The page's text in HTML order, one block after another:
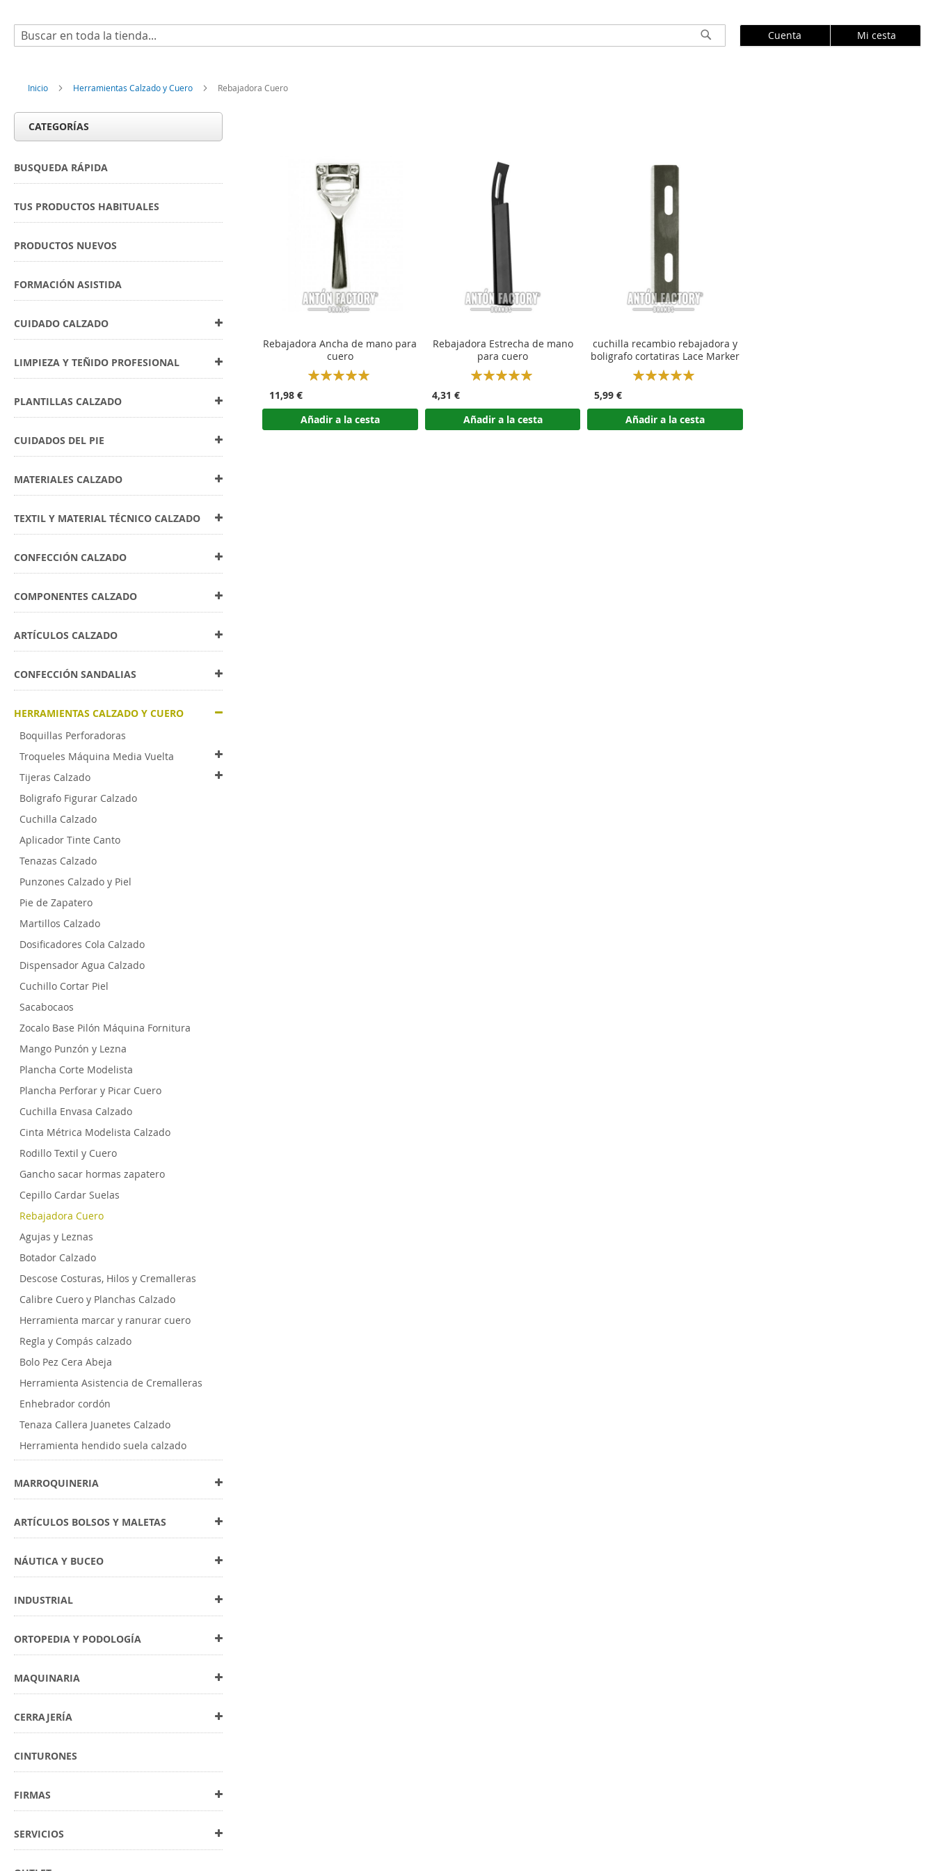
Buscar Buscar
Cuenta Mi cesta
Inicio Herramientas Calzado y Cuero Rebajadora Cuero
Rebajadora Ancha de mano para
cuero
Rating:
11,98 €
Añadir a la cesta
Rebajadora Estrecha de mano
para cuero
Rating:
4,31 €
Añadir a la cesta
cuchilla recambio rebajadora y
boligrafo cortatiras Lace Marker
Rating:
5,99 €
Añadir a la cesta
CATEGORÍAS
BUSQUEDA RÁPIDA
TUS PRODUCTOS HABITUALES
PRODUCTOS NUEVOS
FORMACIÓN ASISTIDA
CUIDADO CALZADO
LIMPIEZA Y TEÑIDO PROFESIONAL
PLANTILLAS CALZADO
CUIDADOS DEL PIE
MATERIALES CALZADO
TEXTIL Y MATERIAL TÉCNICO CALZADO
CONFECCIÓN CALZADO
COMPONENTES CALZADO
ARTÍCULOS CALZADO
CONFECCIÓN SANDALIAS
HERRAMIENTAS CALZADO Y CUERO
Boquillas Perforadoras
Troqueles Máquina Media Vuelta
Tijeras Calzado
Boligrafo Figurar Calzado
Cuchilla Calzado
Aplicador Tinte Canto
Tenazas Calzado
Punzones Calzado y Piel
Pie de Zapatero
Martillos Calzado
Dosificadores Cola Calzado
Dispensador Agua Calzado
Cuchillo Cortar Piel
Sacabocaos
Zocalo Base Pilón Máquina Fornitura
Mango Punzón y Lezna
Plancha Corte Modelista
Plancha Perforar y Picar Cuero
Cuchilla Envasa Calzado
Cinta Métrica Modelista Calzado
Rodillo Textil y Cuero
Gancho sacar hormas zapatero
Cepillo Cardar Suelas
Rebajadora Cuero
Agujas y Leznas
Botador Calzado
Descose Costuras, Hilos y Cremalleras
Calibre Cuero y Planchas Calzado
Herramienta marcar y ranurar cuero
Regla y Compás calzado
Bolo Pez Cera Abeja
Herramienta Asistencia de Cremalleras
Enhebrador cordón
Tenaza Callera Juanetes Calzado
Herramienta hendido suela calzado
MARROQUINERIA
ARTÍCULOS BOLSOS Y MALETAS
NÁUTICA Y BUCEO
INDUSTRIAL
ORTOPEDIA Y PODOLOGÍA
MAQUINARIA
CERRAJERÍA
CINTURONES
FIRMAS
SERVICIOS